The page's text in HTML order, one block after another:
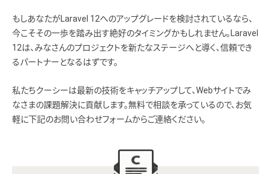
もしあなたがLaravel 12へのアップグレードを検討されているなら、
今こそその一歩を踏み出す絶好のタイミングかもしれません。Laravel
12は、みなさんのプロジェクトを新たなステージへと導く、信頼でき
るパートナーとなるはずです。
私たちクーシーは最新の技術をキャッチアップして、Webサイトでみ
なさまの課題解決に貢献します。無料で相談を承っているので、お気
軽に下記のお問い合わせフォームからご連絡ください。